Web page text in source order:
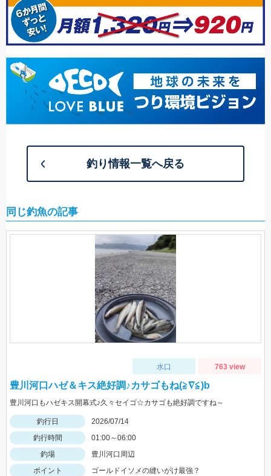
釣り情報一覧へ戻る
同じ釣魚の記事
水口 763 view
豊川河口ハゼ＆キス絶好調♪カサゴもね(≧∇≦)b
豊川河口もハゼキス開幕式♪久々セイゴ☆カサゴも絶好調ですね～
釣行日
2026/07/14
釣行時間
01:00～06:00
釣場
豊川河口周辺
ポイント
ゴールドイソメの縫いがけ最強？